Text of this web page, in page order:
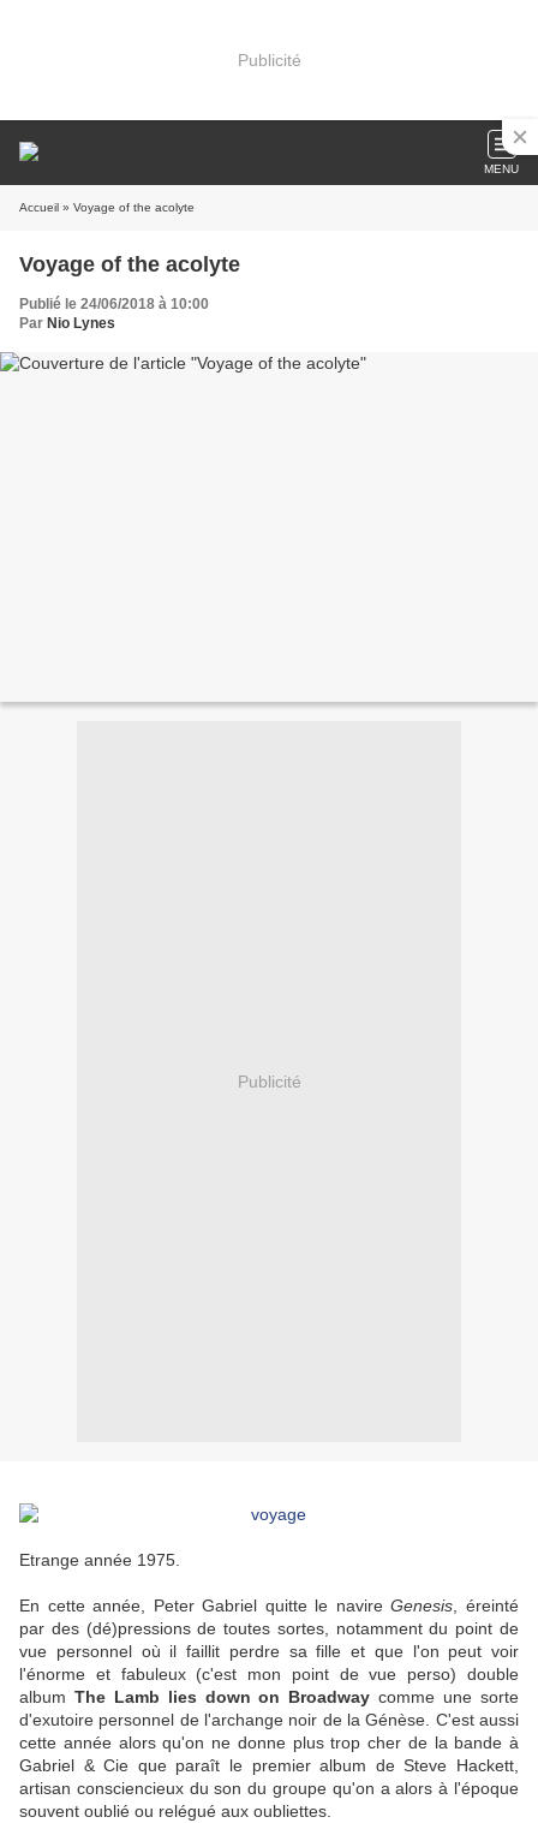
Publicité
MENU
Accueil » Voyage of the acolyte
Voyage of the acolyte
Publié le 24/06/2018 à 10:00
Par Nio Lynes
Publicité
Etrange année 1975.
En cette année, Peter Gabriel quitte le navireGenesis , éreinté
par des (dé)pressions de toutes sortes, notamment du point de
vue personnel où il faillit perdre sa fille et que l'on peut voir
l'énorme et fabuleux (c'est mon point de vue perso) double
album The Lamb lies down on Broadway comme une sorte
d'exutoire personnel de l'archange noir de la Génèse. C'est aussi
cette année alors qu'on ne donne plus trop cher de la bande à
Gabriel & Cie que paraît le premier album de Steve Hackett,
artisan consciencieux du son du groupe qu'on a alors à l'époque
souvent oublié ou relégué aux oubliettes.